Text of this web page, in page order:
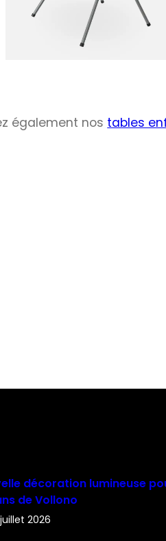
également nos tables
décoration lumineuse
de Vollono
2026